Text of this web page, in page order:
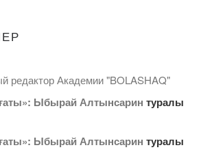
редактор Академии "BOLASHAQ"
Ыбырай Алтынсарин туралы
Ыбырай Алтынсарин туралы